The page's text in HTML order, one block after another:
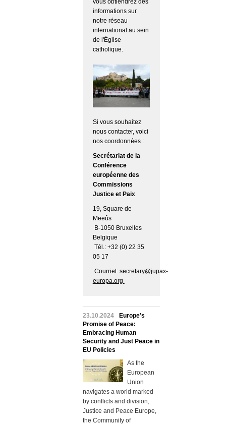
vous obtiendrez des
informations sur
notre réseau
international au sein
de l'Église
catholique.
Si vous souhaitez
nous contacter, voici
nos coordonnées :
Secrétariat de la
Conférence
européenne des
Commissions
Justice et Paix
19, Square de
Meeûs
B-1050 Bruxelles
Belgique
Tél.: +32 (0) 22 35
05 17
Courriel: secretary@jupax-
europa.org
23.10.2024
Europe’s
Promise of Peace:
Embracing Human
Security and Just Peace in
EU Policies
As the
European
Union
navigates a world marked
by conflicts and division,
Justice and Peace Europe,
the Community of